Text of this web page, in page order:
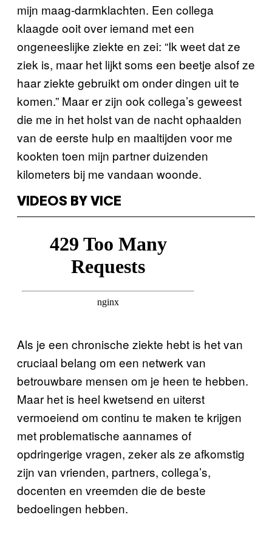
mijn maag-darmklachten. Een collega
klaagde ooit over iemand met een
ongeneeslijke ziekte en zei: “Ik weet dat ze
ziek is, maar het lijkt soms een beetje alsof ze
haar ziekte gebruikt om onder dingen uit te
komen.” Maar er zijn ook collega’s geweest
die me in het holst van de nacht ophaalden
van de eerste hulp en maaltijden voor me
kookten toen mijn partner duizenden
kilometers bij me vandaan woonde.
VIDEOS BY VICE
Als je een chronische ziekte hebt is het van
cruciaal belang om een netwerk van
betrouwbare mensen om je heen te hebben.
Maar het is heel kwetsend en uiterst
vermoeiend om continu te maken te krijgen
met problematische aannames of
opdringerige vragen, zeker als ze afkomstig
zijn van vrienden, partners, collega’s,
docenten en vreemden die de beste
bedoelingen hebben.